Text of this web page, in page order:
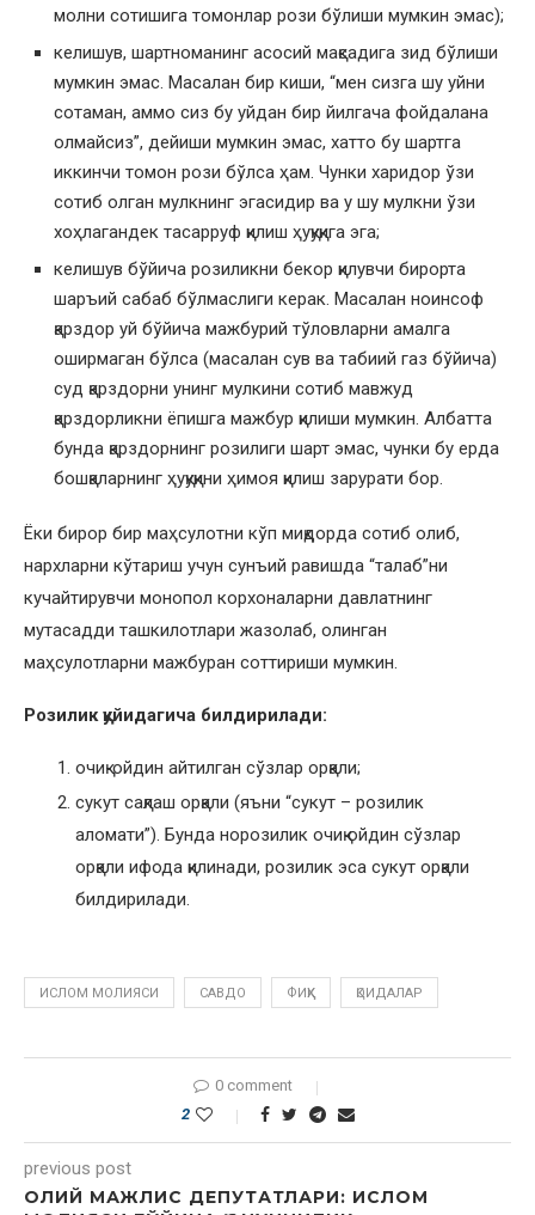
молни сотишига томонлар рози бўлиши мумкин эмас);
келишув, шартноманинг асосий мақсадига зид бўлиши
мумкин эмас. Масалан бир киши, “мен сизга шу уйни
сотаман, аммо сиз бу уйдан бир йилгача фойдалана
олмайсиз”, дейиши мумкин эмас, хатто бу шартга
иккинчи томон рози бўлса ҳам. Чунки харидор ўзи
сотиб олган мулкнинг эгасидир ва у шу мулкни ўзи
хоҳлагандек тасарруф қилиш ҳуқуқига эга;
келишув бўйича розиликни бекор қилувчи бирорта
шаръий сабаб бўлмаслиги керак. Масалан ноинсоф
қарздор уй бўйича мажбурий тўловларни амалга
оширмаган бўлса (масалан сув ва табиий газ бўйича)
суд қарздорни унинг мулкини сотиб мавжуд
қарздорликни ёпишга мажбур қилиши мумкин. Албатта
бунда қарздорнинг розилиги шарт эмас, чунки бу ерда
бошқаларнинг ҳуқуқини ҳимоя қилиш зарурати бор.
Ёки бирор бир маҳсулотни кўп миқдорда сотиб олиб,
нархларни кўтариш учун сунъий равишда “талаб”ни
кучайтирувчи монопол корхоналарни давлатнинг
мутасадди ташкилотлари жазолаб, олинган
маҳсулотларни мажбуран соттириши мумкин.
Розилик қуйидагича билдирилади:
очиқ-ойдин айтилган сўзлар орқали;
сукут сақлаш орқали (яъни “сукут – розилик
аломати”). Бунда норозилик очиқ ойдин сўзлар
орқали ифода қилинади, розилик эса сукут орқали
билдирилади.
ИСЛОМ МОЛИЯСИ САВДО ФИҚҲ ҚОИДАЛАР
0 comment
2
previous post
ОЛИЙ МАЖЛИС ДЕПУТАТЛАРИ: ИСЛОМ